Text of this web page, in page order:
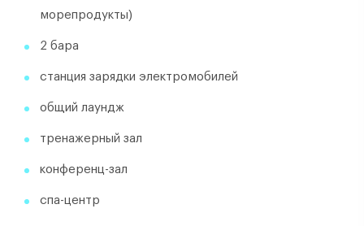
морепродукты)
2 бара
станция зарядки электромобилей
общий лаундж
тренажерный зал
конференц-зал
спа-центр